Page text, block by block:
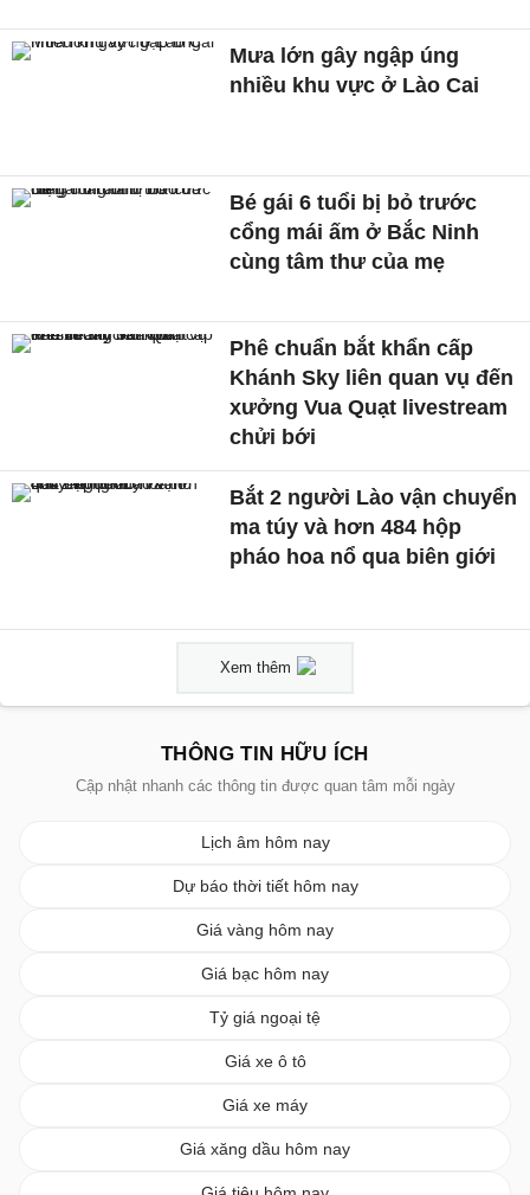
Mưa lớn gây ngập úng
nhiều khu vực ở Lào Cai
Bé gái 6 tuổi bị bỏ trước
cổng mái ấm ở Bắc Ninh
cùng tâm thư của mẹ
Phê chuẩn bắt khẩn cấp
Khánh Sky liên quan vụ đến
xưởng Vua Quạt livestream
chửi bới
Bắt 2 người Lào vận chuyển
ma túy và hơn 484 hộp
pháo hoa nổ qua biên giới
Xem thêm
THÔNG TIN HỮU ÍCH
Cập nhật nhanh các thông tin được quan tâm mỗi ngày
Lịch âm hôm nay
Dự báo thời tiết hôm nay
Giá vàng hôm nay
Giá bạc hôm nay
Tỷ giá ngoại tệ
Giá xe ô tô
Giá xe máy
Giá xăng dầu hôm nay